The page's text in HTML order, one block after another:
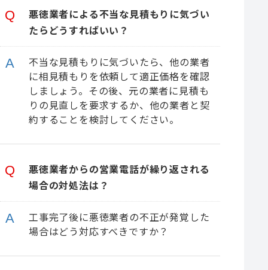
悪徳業者による不当な見積もりに気づい
たらどうすればいい？
不当な見積もりに気づいたら、他の業者
に相見積もりを依頼して適正価格を確認
しましょう。その後、元の業者に見積も
りの見直しを要求するか、他の業者と契
約することを検討してください。
悪徳業者からの営業電話が繰り返される
場合の対処法は？
工事完了後に悪徳業者の不正が発覚した
場合はどう対応すべきですか？